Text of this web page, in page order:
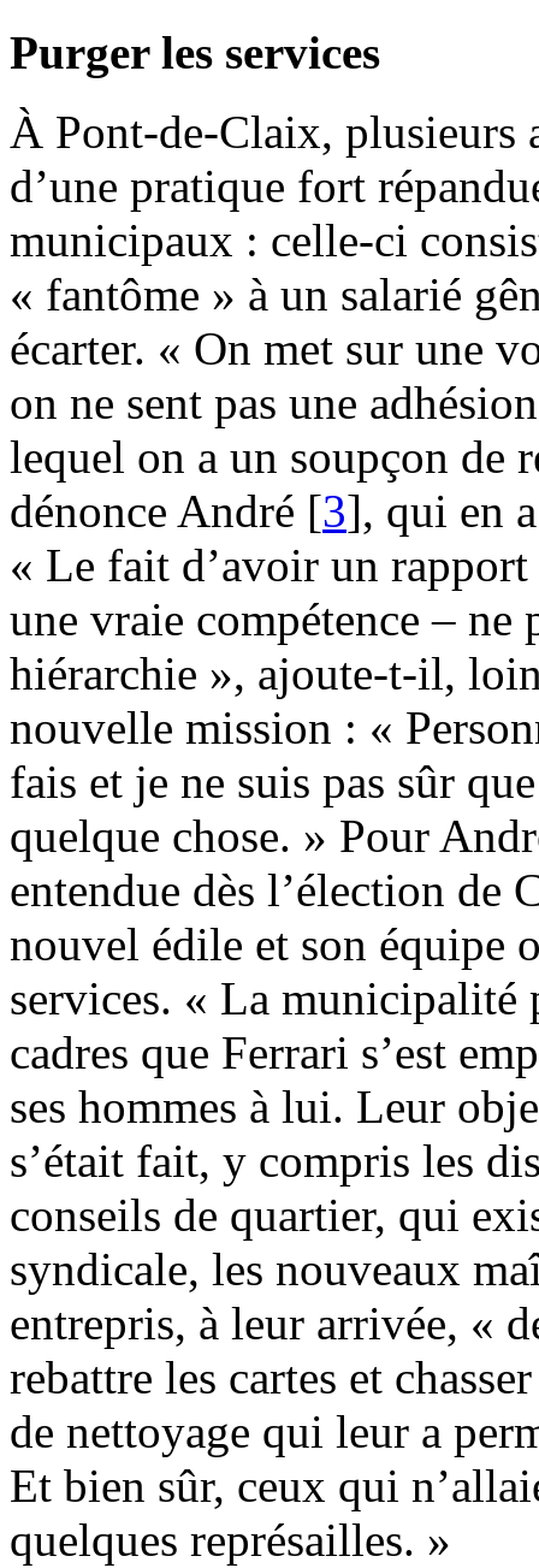
Purger les services
À Pont-de-Claix, plusieurs
d’une pratique fort
municipaux : celle-ci
« fantôme » à un salarié
écarter. « On met sur une
on ne sent pas une
lequel on a un soupçon de
dénonce André [3], qui en
« Le fait d’avoir un
une vraie compétence – ne
hiérarchie », ajoute-t-il,
nouvelle mission : «
fais et je ne suis pas sûr
quelque chose. » Pour
entendue dès l’élection de
nouvel édile et son équipe
services. « La municipalité
cadres que Ferrari s’est
ses hommes à lui. Leur
s’était fait, y compris les
conseils de quartier, qui
syndicale, les nouveaux
entrepris, à leur arrivée, «
rebattre les cartes et
de nettoyage qui leur a
Et bien sûr, ceux qui
quelques représailles. »